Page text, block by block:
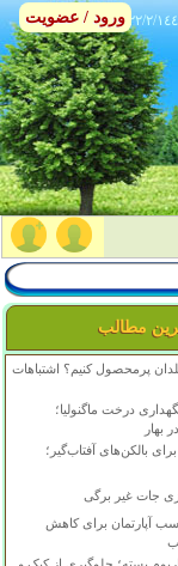
٢/١٤٤٨
مطالب
پرمحصول کنیم؟ اشتباهات
درخت ماگنولیا؛
بهار
برای بالکن‌های آفتاب‌گیر؛
جات غیر برگی
آپارتمان برای کاهش
ورود / عضویت